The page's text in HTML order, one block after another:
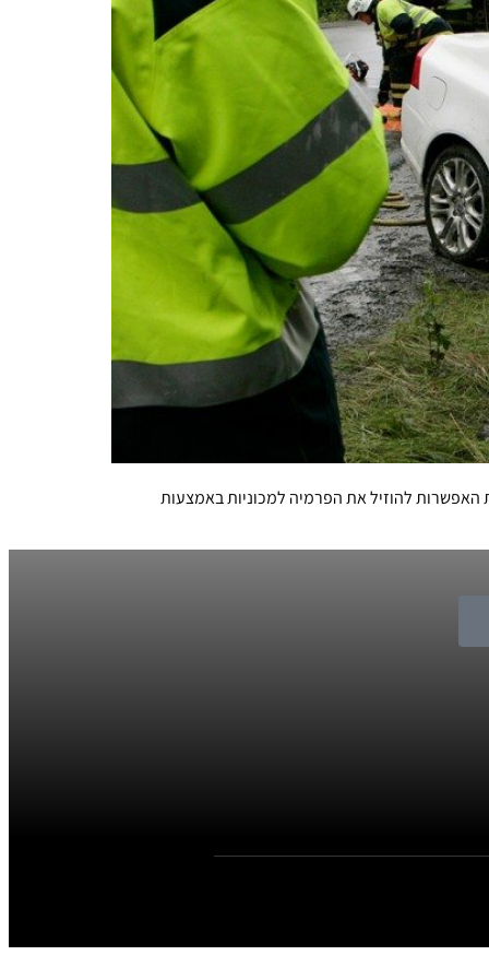
להוזיל את הפרמיה למכוניות באמצעות